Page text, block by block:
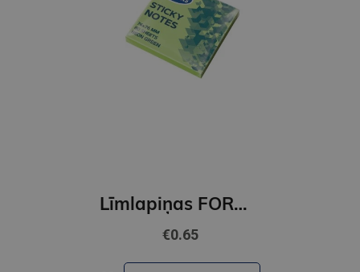
Līmlapiņas FOROFIS 76*76 80lp (neona zaļas)
€0.65